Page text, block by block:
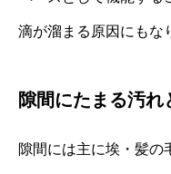
滴が溜まる原因にもな
隙間にたまる汚れ
隙間には主に埃・髪の